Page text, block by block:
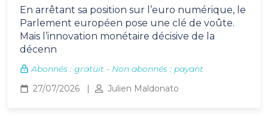
En arrêtant sa position sur l’euro numérique, le
Parlement européen pose une clé de voûte.
Mais l’innovation monétaire décisive de la
décenn
Abonnés : gratuit - Non abonnés : payant
27/07/2026
Julien Maldonato